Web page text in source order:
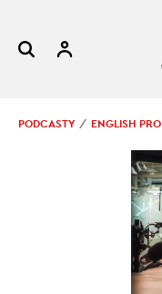
PODCASTY ENGLISH PRO